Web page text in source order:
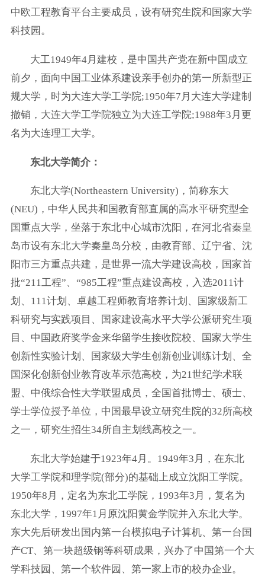
中欧工程教育平台主要成员，设有研究生院和国家大学
科技园。
大工1949年4月建校，是中国共产党在新中国成立
前夕，面向中国工业体系建设亲手创办的第一所新型正
规大学，时为大连大学工学院;1950年7月大连大学建制
撤销，大连大学工学院独立为大连工学院;1988年3月更
名为大连理工大学。
东北大学简介：
东北大学(Northeastern University)，简称东大
(NEU)，中华人民共和国教育部直属的高水平研究型全
国重点大学，坐落于东北中心城市沈阳，在河北省秦皇
岛市设有东北大学秦皇岛分校，由教育部、辽宁省、沈
阳市三方重点共建，是世界一流大学建设高校，国家首
批“211工程”、“985工程”重点建设高校，入选2011计
划、111计划、卓越工程师教育培养计划、国家级新工
科研究与实践项目、国家建设高水平大学公派研究生项
目、中国政府奖学金来华留学生接收院校、国家大学生
创新性实验计划、国家级大学生创新创业训练计划、全
国深化创新创业教育改革示范高校，为21世纪学术联
盟、中俄综合性大学联盟成员，全国首批博士、硕士、
学士学位授予单位，中国最早设立研究生院的32所高校
之一，研究生招生34所自主划线高校之一。
东北大学始建于1923年4月。1949年3月，在东北
大学工学院和理学院(部分)的基础上成立沈阳工学院。
1950年8月，定名为东北工学院，1993年3月，复名为
东北大学，1997年1月原沈阳黄金学院并入东北大学。
东大先后研发出国内第一台模拟电子计算机、第一台国
产CT、第一块超级钢等科研成果，兴办了中国第一个大
学科技园、第一个软件园、第一家上市的校办企业。